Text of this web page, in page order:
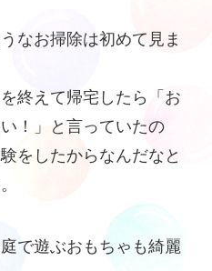
なお掃除は初めて見ま
終えて帰宅したら「お
！」と言っていたの
をしたからなんだなと
で遊ぶおもちゃも綺麗